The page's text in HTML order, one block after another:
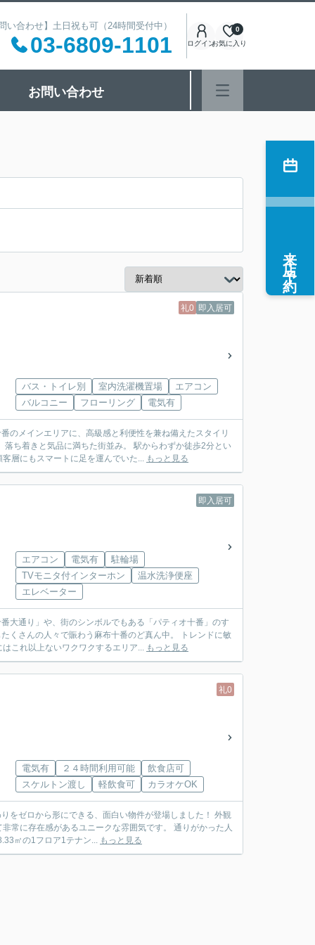
合わせ】土日祝も可（24時間受付中）
03-6809-1101 ログインお気に入り
0
お問い合わせ
礼0 即入居可
バス・トイレ別 室内洗濯機置場
エアコン
バルコニー
フローリング 電気有
のメインエリアに、高級感と利便性を兼ね備えたスタイリ
層にもスマートに足を運んでいた... もっと見る
即入居可
エアコン 電気有
駐輪場
TVモニタ付インターホン
温水洗浄便座
エレベーター
大通り」や、街のシンボルでもある「パティオ十番」のす
これ以上ないワクワクするエリア... もっと見る
礼0
電気有 ２４時間利用可能
飲食店可
スケルトン渡し
軽飲食可 カラオケOK
ロから形にできる、面白い物件が登場しました！ 外観
常に存在感があるユニークな雰囲気です。 通りがかった人
良さが全面に出た佇まいですね♪ 室内は、約18.33㎡の1フロア1テナン... もっと見る
来店予約